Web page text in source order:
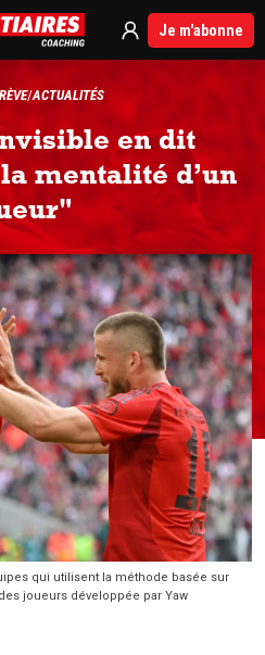
Je m'abonne
ACTUALITÉS
en dit
mentalité d’un
qui utilisent la méthode basée sur
joueurs développée par Yaw